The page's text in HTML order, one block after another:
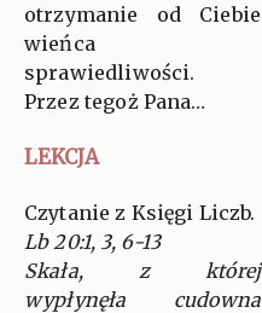
otrzymanie od Ciebie
wieńca
sprawiedliwości.
Przez tegoż Pana…
LEKCJA
Czytanie z Księgi Liczb.
Lb 20:1, 3, 6-13
Skała, z której
wypłynęła cudowna